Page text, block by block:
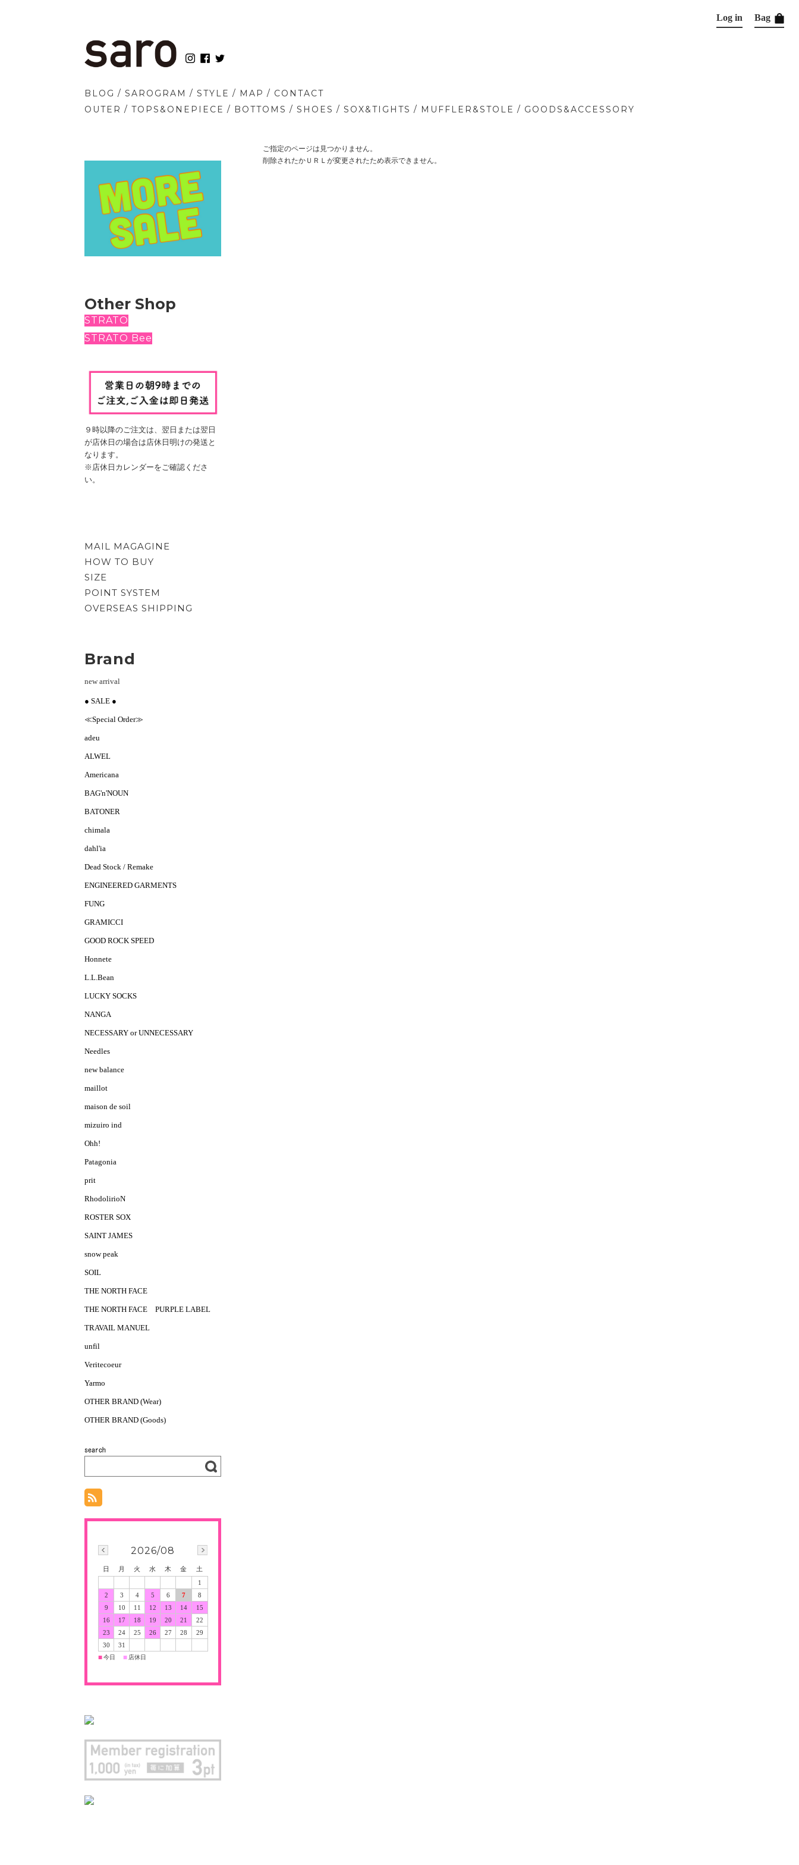
BLOG / SAROGRAM / STYLE / MAP / CONTACT
OUTER / TOPS&ONEPIECE / BOTTOMS / SHOES / SOX&TIGHTS / MUFFLER&STOLE / GOODS&ACCESSORY
Log in Bag
ご指定のページは見つかりません。
削除されたかＵＲＬが変更されたため表示できません。
Other Shop
STRATO
STRATO Bee
９時以降のご注文は、翌日 または翌日
が店休日の場合は 店休日明けの発送と
なります。
※店休日カレンダーをご確認くださ
い。
MAIL MAGAGINE
HOW TO BUY
SIZE
POINT SYSTEM
OVERSEAS SHIPPING
Brand
new arrival
● SALE ●
≪Special Order≫
adeu
ALWEL
Americana
BAG'n'NOUN
BATONER
chimala
dahl'ia
Dead Stock / Remake
ENGINEERED GARMENTS
FUNG
GRAMICCI
GOOD ROCK SPEED
Honnete
L.L.Bean
LUCKY SOCKS
NANGA
NECESSARY or UNNECESSARY
Needles
new balance
maillot
maison de soil
mizuiro ind
Ohh!
Patagonia
prit
RhodolirioN
ROSTER SOX
SAINT JAMES
snow peak
SOIL
THE NORTH FACE
THE NORTH FACE PURPLE LABEL
TRAVAIL MANUEL
unfil
Veritecoeur
Yarmo
OTHER BRAND (Wear)
OTHER BRAND (Goods)
2026/08
日 月 火 水 木 金
土
1
2
3 4 5 6 7
8
9
10 11 12 13 14
15
16
17 18 19 20 21
22
23
24 25 26 27 28
29
30
31
■今日 ■ 店休日